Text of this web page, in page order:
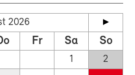
2026
Fr Sa So
1
2